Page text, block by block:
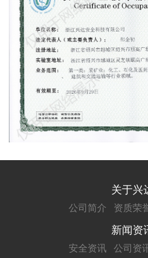
关于兴
公司简介 资质荣
新闻资
安全资讯 公司资